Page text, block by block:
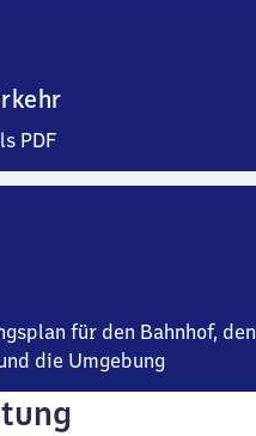
PDF
für den Bahnhof, den
die Umgebung